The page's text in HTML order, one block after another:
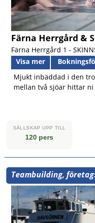
Färna Herrgård &
Färna Herrgård 1 -
Visa mer
Mjukt inbäddad i den
mellan två sjöar hittar ni
SÄLLSKAP UPP TILL
120 pers
Teambuilding,